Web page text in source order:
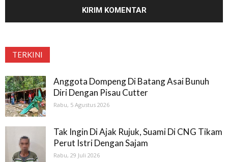
TERKINI
Anggota Dompeng Di Batang Asai Bunuh
Diri Dengan Pisau Cutter
Rabu, 5 Agustus 2026
Tak Ingin Di Ajak Rujuk, Suami Di CNG Tikam
Perut Istri Dengan Sajam
Rabu, 29 Juli 2026